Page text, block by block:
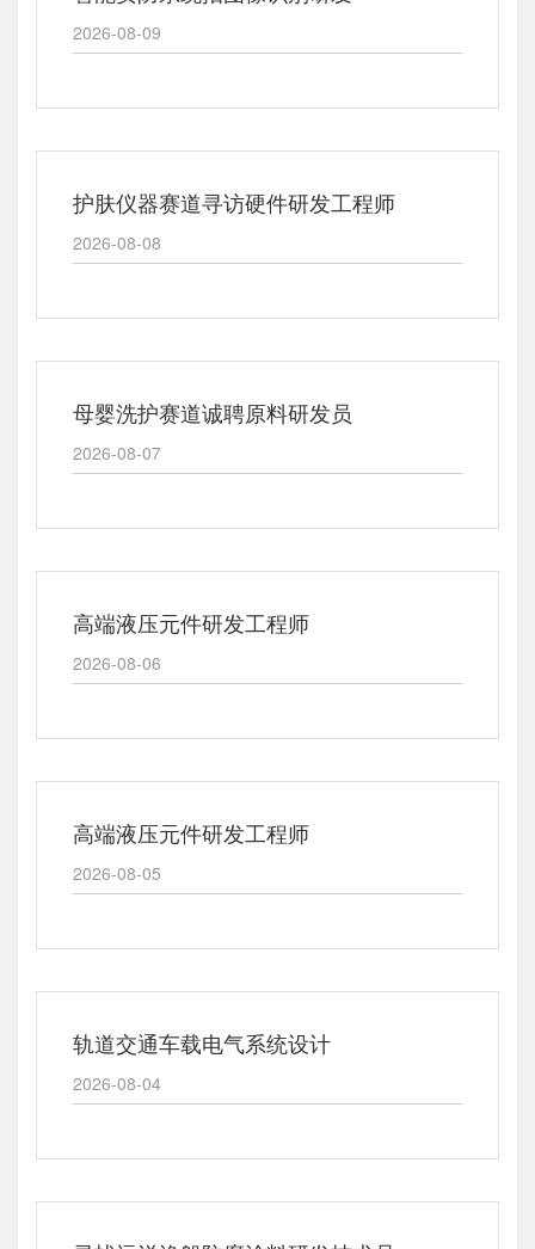
2026-08-09
护肤仪器赛道寻访硬件研发工程师
2026-08-08
母婴洗护赛道诚聘原料研发员
2026-08-07
高端液压元件研发工程师
2026-08-06
高端液压元件研发工程师
2026-08-05
轨道交通车载电气系统设计
2026-08-04